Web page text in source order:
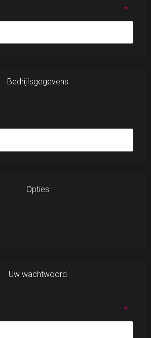
*
Bedrijfsgegevens
Opties
Uw wachtwoord
*